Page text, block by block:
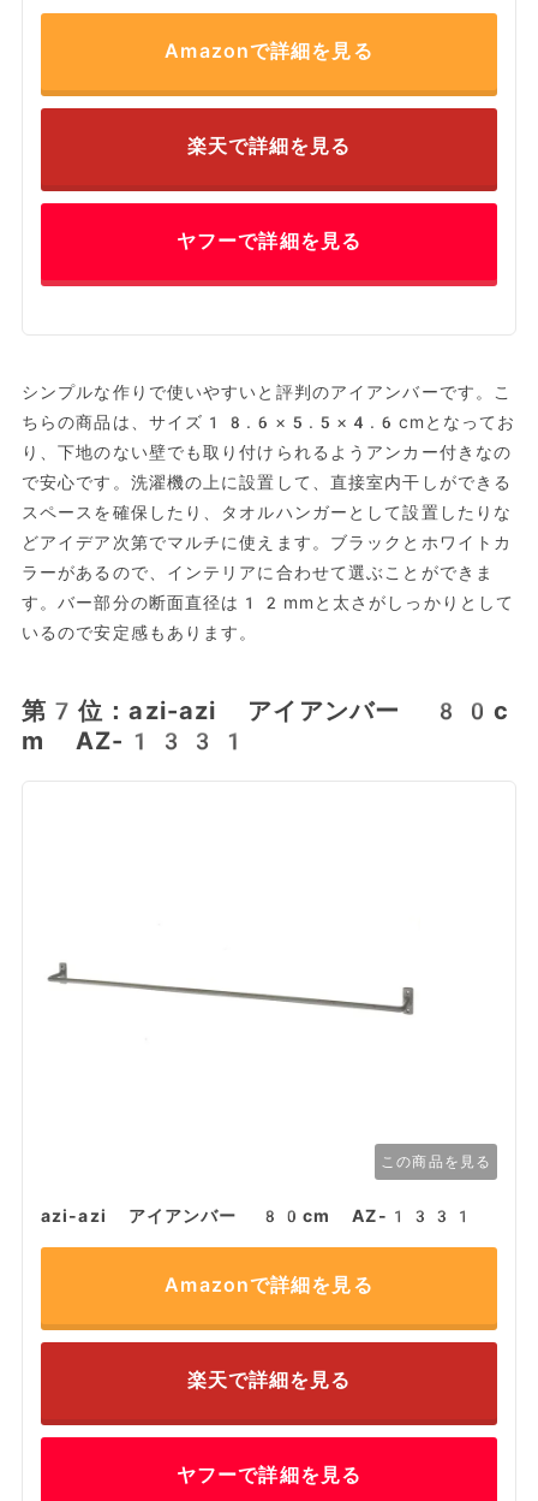
Amazonで詳細を見る
楽天で詳細を見る
ヤフーで詳細を見る
シンプルな作りで使いやすいと評判のアイアンバーです。こ
ちらの商品は、サイズ18.6×5.5×4.6cmとなってお
り、下地のない壁でも取り付けられるようアンカー付きなの
で安心です。洗濯機の上に設置して、直接室内干しができる
スペースを確保したり、タオルハンガーとして設置したりな
どアイデア次第でマルチに使えます。ブラックとホワイトカ
ラーがあるので、インテリアに合わせて選ぶことができま
す。バー部分の断面直径は12mmと太さがしっかりとして
いるので安定感もあります。
第7位：azi-azi アイアンバー 80c
m AZ-1331
この商品を見る
azi-azi アイアンバー 80cm AZ-1331
Amazonで詳細を見る
楽天で詳細を見る
ヤフーで詳細を見る